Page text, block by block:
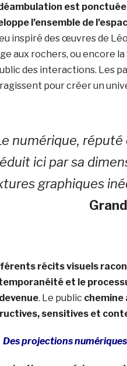
est ponctuée
l’ensemble de
inspiré des œuvres de
aux rochers, ou encore
des interactions. Les
pour créer un
numérique,
ici par sa
graphiques
récits visuels
et le
. Le public chemine
sensitives et
Des projections